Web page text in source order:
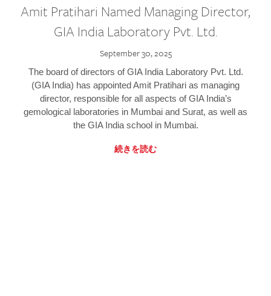
Amit Pratihari Named Managing Director,
GIA India Laboratory Pvt. Ltd.
September 30, 2025
The board of directors of GIA India Laboratory Pvt. Ltd.
(GIA India) has appointed Amit Pratihari as managing
director, responsible for all aspects of GIA India’s
gemological laboratories in Mumbai and Surat, as well as
the GIA India school in Mumbai.
続きを読む